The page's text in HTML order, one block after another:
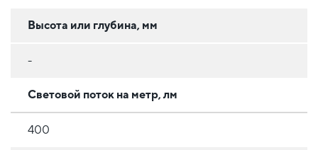
Высота или глубина, мм
-
Световой поток на метр, лм
400